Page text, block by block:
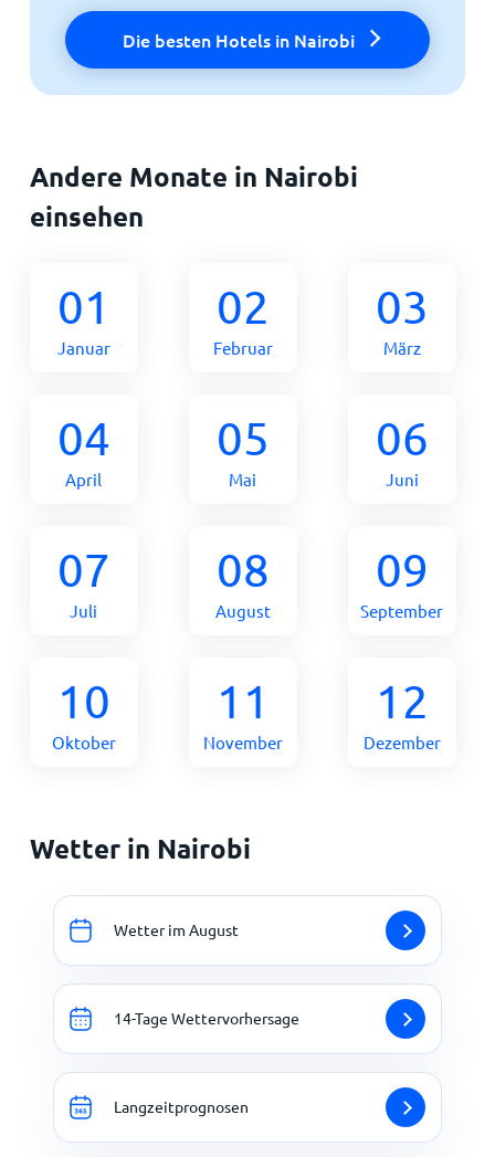
Die besten Hotels in Nairobi
Andere Monate in Nairobi
einsehen
01
Januar
02
Februar
03
März
04
April
05
Mai
06
Juni
07
Juli
08
August
09
September
10
Oktober
11
November
12
Dezember
Wetter in Nairobi
Wetter im August
14-Tage Wettervorhersage
Langzeitprognosen